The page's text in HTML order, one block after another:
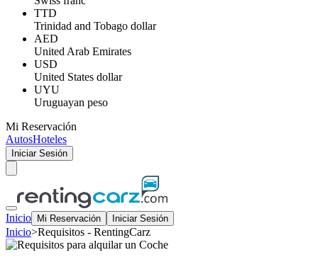
TTD
Trinidad and Tobago dollar
AED
United Arab Emirates
USD
United States dollar
UYU
Uruguayan peso
Mi Reservación
AutosHoteles
Iniciar Sesión
Inicio Mi Reservación Iniciar Sesión
Inicio>Requisitos - RentingCarz